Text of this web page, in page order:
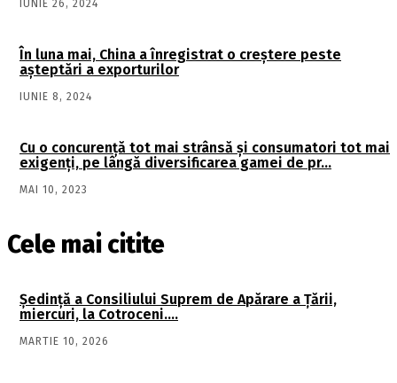
IUNIE 26, 2024
În luna mai, China a înregistrat o creștere peste
așteptări a exporturilor
IUNIE 8, 2024
Cu o concurenţă tot mai strânsă şi consumatori tot mai
exigenţi, pe lângă diversificarea gamei de pr…
MAI 10, 2023
Cele mai citite
Şedinţă a Consiliului Suprem de Apărare a Ţării,
miercuri, la Cotroceni….
MARTIE 10, 2026